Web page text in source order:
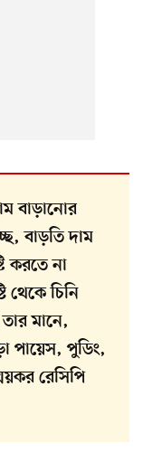
বাড়ানোর
বাড়তি দাম
করতে না
থেকে চিনি
তার মানে,
পায়েস, পুডিং,
রেসিপি